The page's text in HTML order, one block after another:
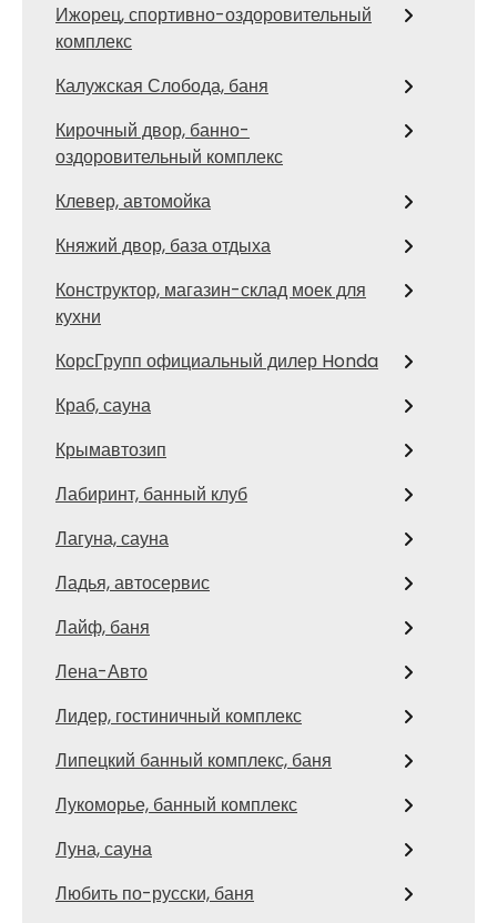
Ижорец, спортивно-оздоровительный
комплекс
Калужская Слобода, баня
Кирочный двор, банно-
оздоровительный комплекс
Клевер, автомойка
Княжий двор, база отдыха
Конструктор, магазин-склад моек для
кухни
КорсГрупп официальный дилер Honda
Краб, сауна
Крымавтозип
Лабиринт, банный клуб
Лагуна, сауна
Ладья, автосервис
Лайф, баня
Лена-Авто
Лидер, гостиничный комплекс
Липецкий банный комплекс, баня
Лукоморье, банный комплекс
Луна, сауна
Любить по-русски, баня